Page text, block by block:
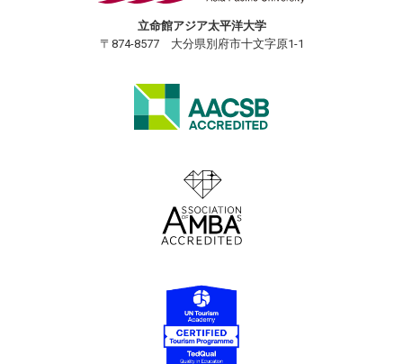
立命館アジア太平洋大学
〒874-8577 大分県別府市十文字原1-1